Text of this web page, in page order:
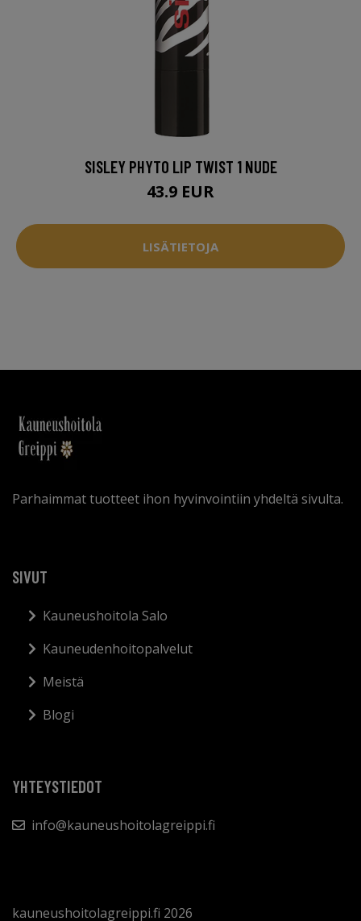
SISLEY PHYTO LIP TWIST 1 NUDE
43.9 EUR
LISÄTIETOJA
Parhaimmat tuotteet ihon hyvinvointiin yhdeltä sivulta.
SIVUT
Kauneushoitola Salo
Kauneudenhoitopalvelut
Meistä
Blogi
YHTEYSTIEDOT
info@kauneushoitolagreippi.fi
kauneushoitolagreippi.fi 2026